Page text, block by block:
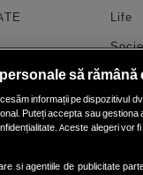
Life
Stil
Quiz
să
informații pe dispozitivul
Puteți accepta sau gestiona
Aceste alegeri vor
si agentiile de publicitate